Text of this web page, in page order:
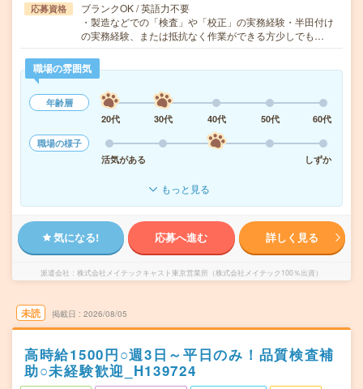
応募資格
ブランクOK / 英語力不要
・製造などでの「検査」や「校正」の実務経験・半田付け
の実務経験、または抵抗なく作業ができる方少しでも…
職場の雰囲気
年齢層
20代
30代 40代 50代
60代
職場の様子
活気がある
しずか
もっと見る
気になる! 応募へ進む 詳しく見る
派遣会社 株式会社メイテックキャスト東京営業所（株式会社メイテック100％出資）
未読 掲載日 2026/08/05
高時給1500円○週3日～平日のみ！品質検査補
助○未経験歓迎_H139724